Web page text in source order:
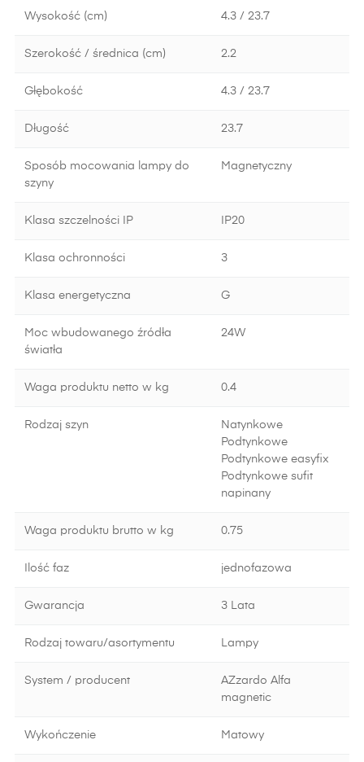
Wysokość (cm) 4.3 / 23.7
Szerokość / średnica (cm) 2.2
Głębokość 4.3 / 23.7
Długość 23.7
Sposób mocowania lampy do
szyny
Magnetyczny
Klasa szczelności IP IP20
Klasa ochronności 3
Klasa energetyczna G
Moc wbudowanego źródła
światła
24W
Waga produktu netto w kg 0.4
Rodzaj szyn
Natynkowe
Podtynkowe
Podtynkowe easyfix
Podtynkowe sufit
napinany
Waga produktu brutto w kg 0.75
Ilość faz jednofazowa
Gwarancja 3 Lata
Rodzaj towaru/asortymentu Lampy
System / producent
AZzardo Alfa
magnetic
Wykończenie Matowy